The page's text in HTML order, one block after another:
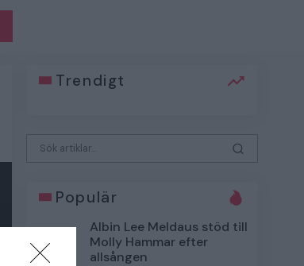
Trendigt
Populär
Albin Lee Meldaus stöd till
Molly Hammar efter
allsången